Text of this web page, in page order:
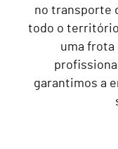
no transporte
todo o
uma frota
garantimos a